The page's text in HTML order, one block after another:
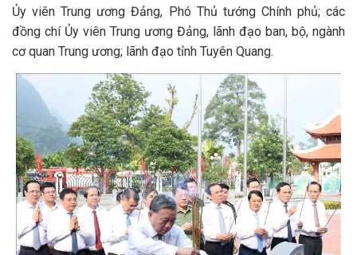
Ủy viên Trung ương Đảng, Phó Thủ tướng Chính phủ; các
đồng chí Ủy viên Trung ương Đảng, lãnh đạo ban, bộ, ngành
cơ quan Trung ương; lãnh đạo tỉnh Tuyên Quang.